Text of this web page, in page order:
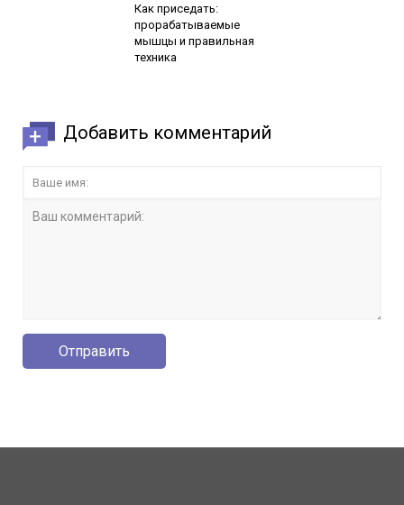
Как приседать:
прорабатываемые
мышцы и правильная
техника
Добавить комментарий